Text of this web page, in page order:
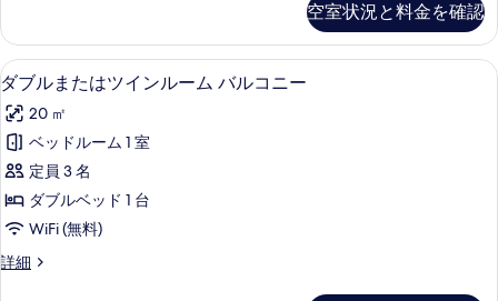
べ
て
の
写
真
を
表
す
詳
細
ま
た
は
ツ
イ
ン
ル
ー
ム
ー
ド
ダ
ブ
ル
ま
た
は
ツ
イ
ン
ル
空室状況と料金を確認
ダ
ブ
ル
ま
た
は
イ
ダブルまたはツインルーム バルコニ
6
ダブルまたはツインルーム バルコニー
20 ㎡
ベッドルーム 1 室
定員 3 名
ダブルベッド 1 台
WiFi (無料)
詳細
ダ